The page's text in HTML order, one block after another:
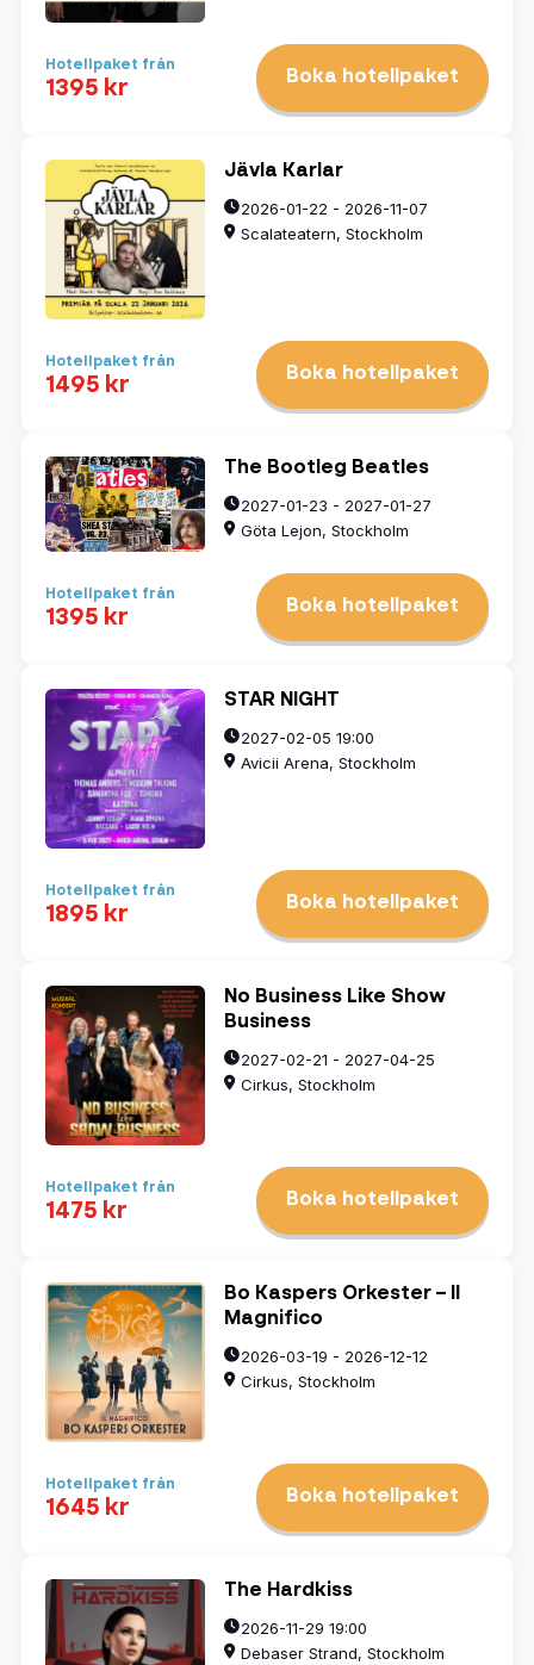
Hotellpaket från
1395 kr Boka hotellpaket
Jävla Karlar
2026-01-22 - 2026-11-07
Scalateatern, Stockholm
Hotellpaket från
1495 kr Boka hotellpaket
The Bootleg Beatles
2027-01-23 - 2027-01-27
Göta Lejon, Stockholm
Hotellpaket från
1395 kr Boka hotellpaket
STAR NIGHT
2027-02-05 19:00
Avicii Arena, Stockholm
Hotellpaket från
1895 kr Boka hotellpaket
No Business Like Show
Business
2027-02-21 - 2027-04-25
Cirkus, Stockholm
Hotellpaket från
1475 kr Boka hotellpaket
Bo Kaspers Orkester – Il
Magnifico
2026-03-19 - 2026-12-12
Cirkus, Stockholm
Hotellpaket från
1645 kr Boka hotellpaket
The Hardkiss
2026-11-29 19:00
Debaser Strand, Stockholm